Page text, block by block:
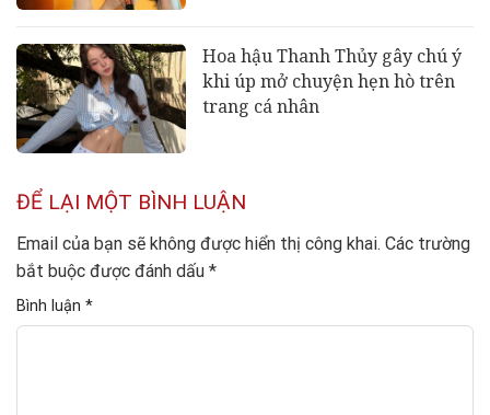
Hoa hậu Thanh Thủy gây chú ý
khi úp mở chuyện hẹn hò trên
trang cá nhân
ĐỂ LẠI MỘT BÌNH LUẬN
Email của bạn sẽ không được hiển thị công khai. Các trường
bắt buộc được đánh dấu *
Bình luận *